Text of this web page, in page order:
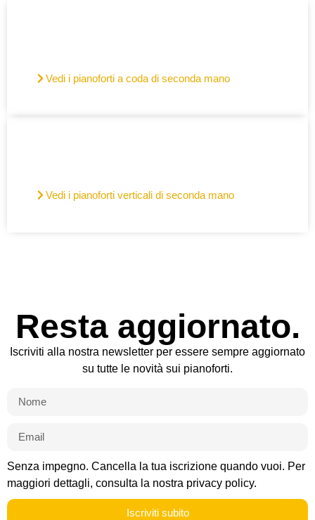
Vedi i pianoforti a coda di seconda mano
Vedi i pianoforti verticali di seconda mano
Resta aggiornato.
Iscriviti alla nostra newsletter per essere sempre aggiornato
su tutte le novità sui pianoforti.
Senza impegno. Cancella la tua iscrizione quando vuoi. Per
maggiori dettagli, consulta la nostra privacy policy.
Iscriviti subito